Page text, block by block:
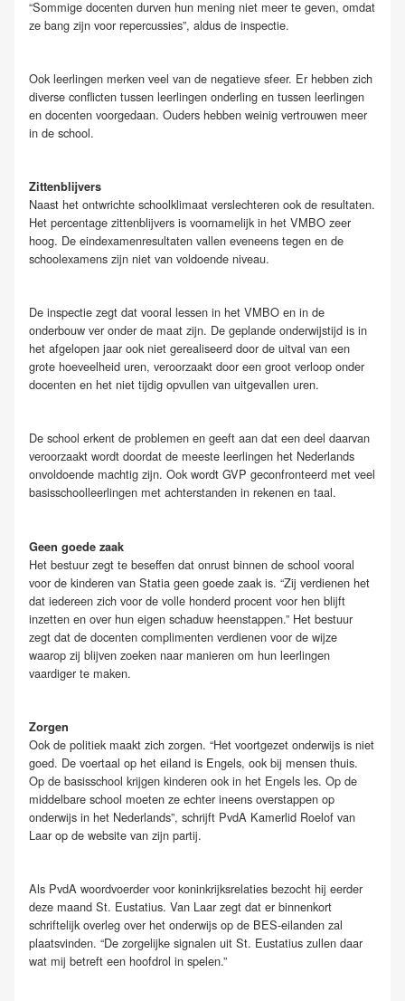
“Sommige docenten durven hun mening niet meer te geven, omdat
ze bang zijn voor repercussies”, aldus de inspectie.
Ook leerlingen merken veel van de negatieve sfeer. Er hebben zich
diverse conflicten tussen leerlingen onderling en tussen leerlingen
en docenten voorgedaan. Ouders hebben weinig vertrouwen meer
in de school.
Zittenblijvers
Naast het ontwrichte schoolklimaat verslechteren ook de resultaten.
Het percentage zittenblijvers is voornamelijk in het VMBO zeer
hoog. De eindexamenresultaten vallen eveneens tegen en de
schoolexamens zijn niet van voldoende niveau.
De inspectie zegt dat vooral lessen in het VMBO en in de
onderbouw ver onder de maat zijn. De geplande onderwijstijd is in
het afgelopen jaar ook niet gerealiseerd door de uitval van een
grote hoeveelheid uren, veroorzaakt door een groot verloop onder
docenten en het niet tijdig opvullen van uitgevallen uren.
De school erkent de problemen en geeft aan dat een deel daarvan
veroorzaakt wordt doordat de meeste leerlingen het Nederlands
onvoldoende machtig zijn. Ook wordt GVP geconfronteerd met veel
basisschoolleerlingen met achterstanden in rekenen en taal.
Geen goede zaak
Het bestuur zegt te beseffen dat onrust binnen de school vooral
voor de kinderen van Statia geen goede zaak is. “Zij verdienen het
dat iedereen zich voor de volle honderd procent voor hen blijft
inzetten en over hun eigen schaduw heenstappen.” Het bestuur
zegt dat de docenten complimenten verdienen voor de wijze
waarop zij blijven zoeken naar manieren om hun leerlingen
vaardiger te maken.
Zorgen
Ook de politiek maakt zich zorgen. “Het voortgezet onderwijs is niet
goed. De voertaal op het eiland is Engels, ook bij mensen thuis.
Op de basisschool krijgen kinderen ook in het Engels les. Op de
middelbare school moeten ze echter ineens overstappen op
onderwijs in het Nederlands”, schrijft PvdA Kamerlid Roelof van
Laar op de website van zijn partij.
Als PvdA woordvoerder voor koninkrijksrelaties bezocht hij eerder
deze maand St. Eustatius. Van Laar zegt dat er binnenkort
schriftelijk overleg over het onderwijs op de BES-eilanden zal
plaatsvinden. “De zorgelijke signalen uit St. Eustatius zullen daar
wat mij betreft een hoofdrol in spelen.”